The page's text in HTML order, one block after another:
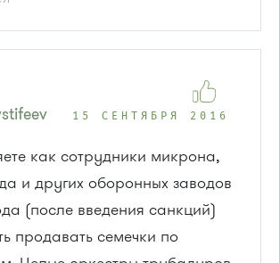
15 СЕНТЯБРЯ 2016
как сотрудники микрона,
и других оборонных заводов
(после введения санкций)
продавать семечки по